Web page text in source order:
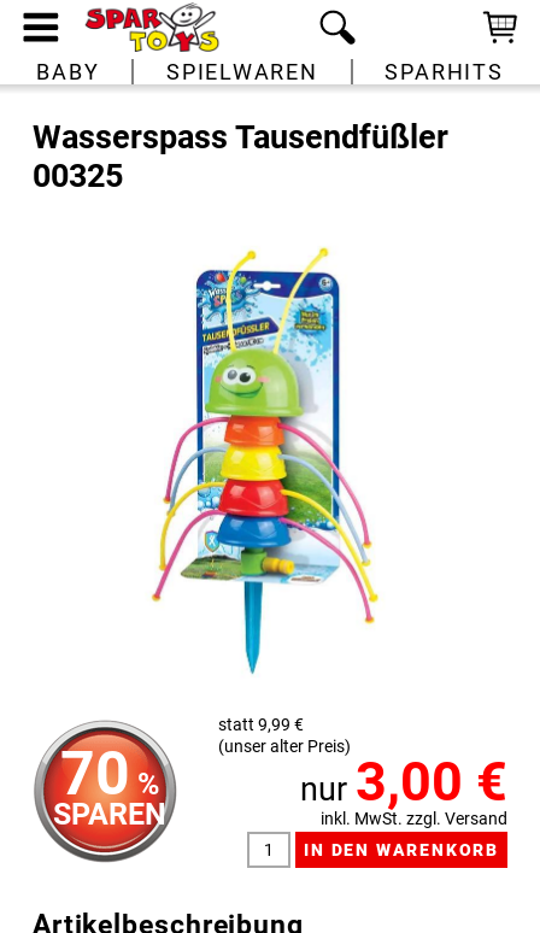
BABY SPIELWAREN SPARHITS
Wasserspass Tausendfüßler
00325
70 %
SPAREN
statt 9,99 €
(unser alter Preis)
nur 3,00 €
inkl. MwSt. zzgl. Versand
Artikelbeschreibung